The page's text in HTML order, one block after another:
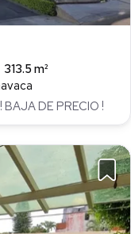
313.5 m²
BAJA DE PRECIO !